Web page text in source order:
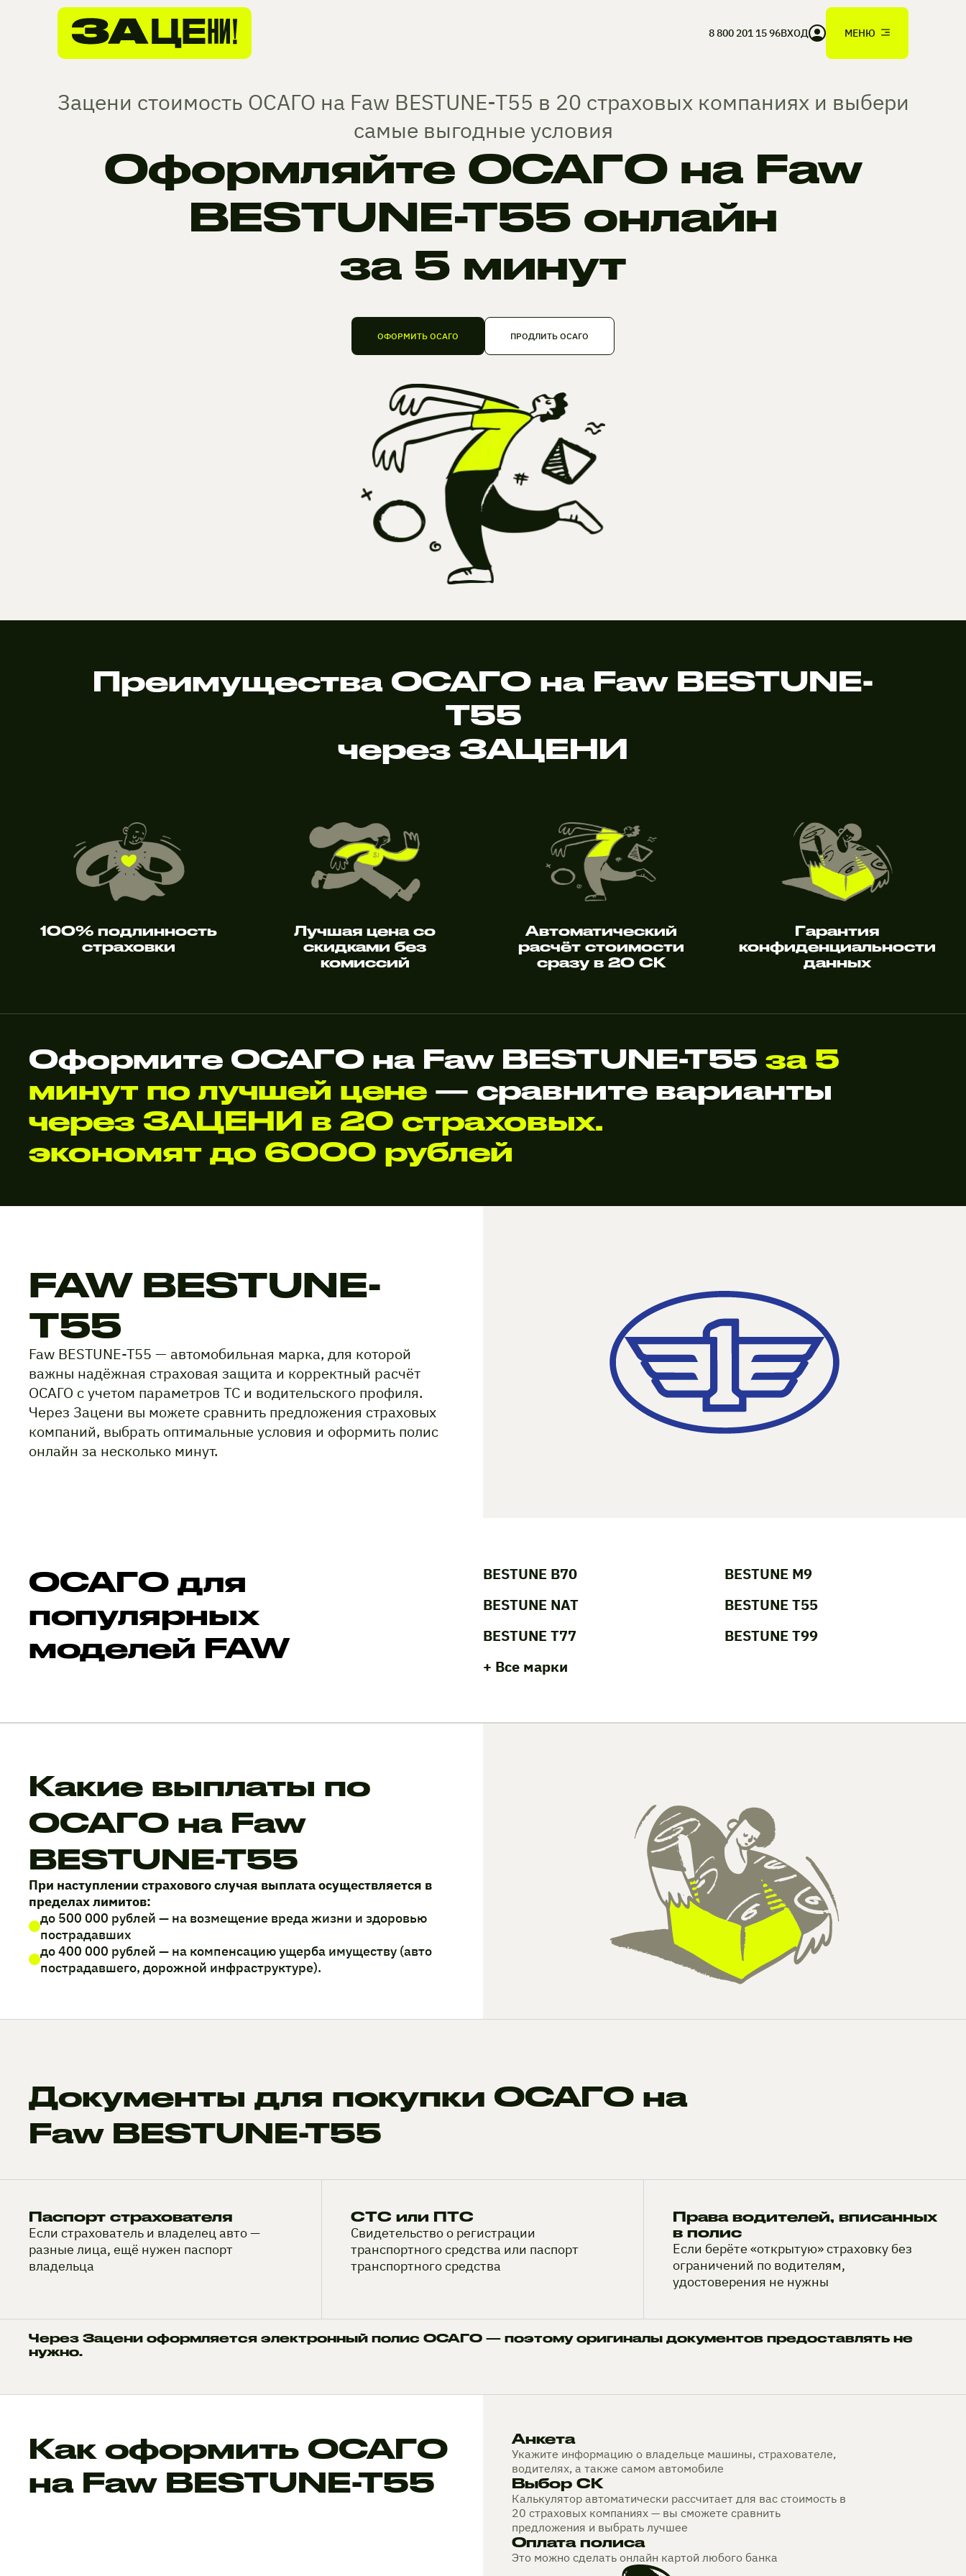
8 800 201 15 96ВХОД МЕНЮ
Зацени стоимость ОСАГО на Faw BESTUNE-T55 в 20 страховых компаниях и выбери
самые выгодные условия
Оформляйте ОСАГО на Faw
BESTUNE-T55 онлайн
за 5 минут
ОФОРМИТЬ ОСАГО ПРОДЛИТЬ ОСАГО
Преимущества ОСАГО на Faw BESTUNE-
T55
через ЗАЦЕНИ
100% подлинность
страховки
Лучшая цена со
скидками без
комиссий
Автоматический
расчёт стоимости
сразу в 20 СК
Гарантия
конфиденциальности
данных
Оформите ОСАГО на Faw BESTUNE-T55 за 5
минут по лучшей цене — сравните варианты
через ЗАЦЕНИ в 20 страховых.
экономят до 6000 рублей
FAW BESTUNE-
T55
Faw BESTUNE-T55 — автомобильная марка, для которой
важны надёжная страховая защита и корректный расчёт
ОСАГО с учетом параметров ТС и водительского профиля.
Через Зацени вы можете сравнить предложения страховых
компаний, выбрать оптимальные условия и оформить полис
онлайн за несколько минут.
ОСАГО для
популярных
моделей FAW
BESTUNE B70
BESTUNE M9
BESTUNE NAT
BESTUNE T55
BESTUNE T77
BESTUNE T99
+ Все марки
Какие выплаты по
ОСАГО на Faw
BESTUNE-T55
При наступлении страхового случая выплата осуществляется в
пределах лимитов:
до 500 000 рублей — на возмещение вреда жизни и здоровью
пострадавших
до 400 000 рублей — на компенсацию ущерба имуществу (авто
пострадавшего, дорожной инфраструктуре).
Документы для покупки ОСАГО на
Faw BESTUNE-T55
Паспорт страхователя
Если страхователь и владелец авто —
разные лица, ещё нужен паспорт
владельца
СТС или ПТС
Свидетельство о регистрации
транспортного средства или паспорт
транспортного средства
Права водителей, вписанных
в полис
Если берёте «открытую» страховку без
ограничений по водителям,
удостоверения не нужны
Через Зацени оформляется электронный полис ОСАГО — поэтому оригиналы документов предоставлять не
нужно.
Как оформить ОСАГО
на Faw BESTUNE-T55
Анкета
Укажите информацию о владельце машины, страхователе,
водителях, а также самом автомобиле
Выбор СК
Калькулятор автоматически рассчитает для вас стоимость в
20 страховых компаниях — вы сможете сравнить
предложения и выбрать лучшее
Оплата полиса
Это можно сделать онлайн картой любого банка